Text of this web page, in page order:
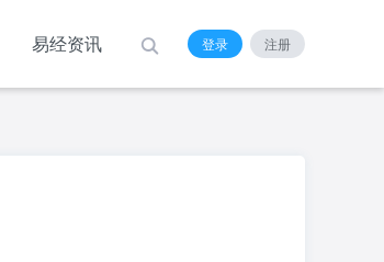
易经资讯 登录 注册